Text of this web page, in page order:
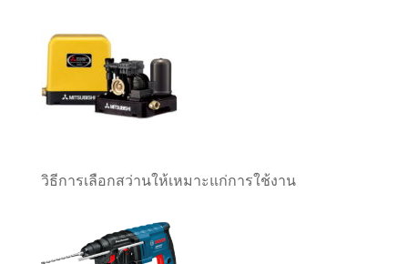
วิธีการเลือกสว่านให้เหมาะแก่การใช้งาน